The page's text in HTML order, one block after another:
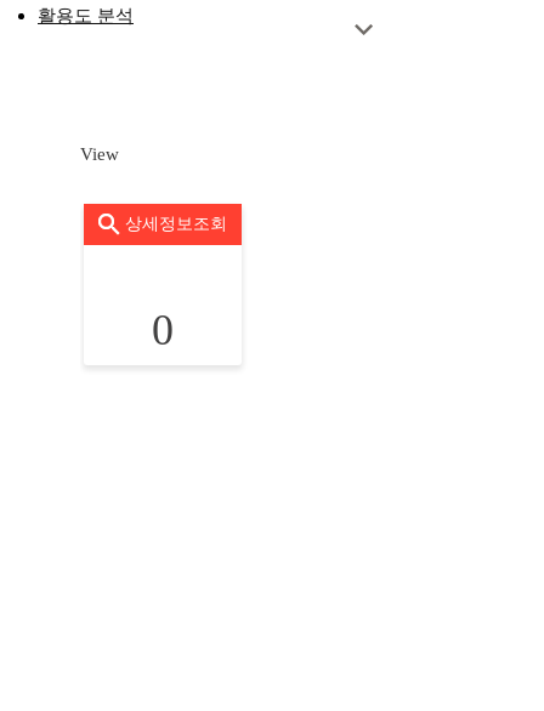
활용도 분석
View
상세정보조회
0